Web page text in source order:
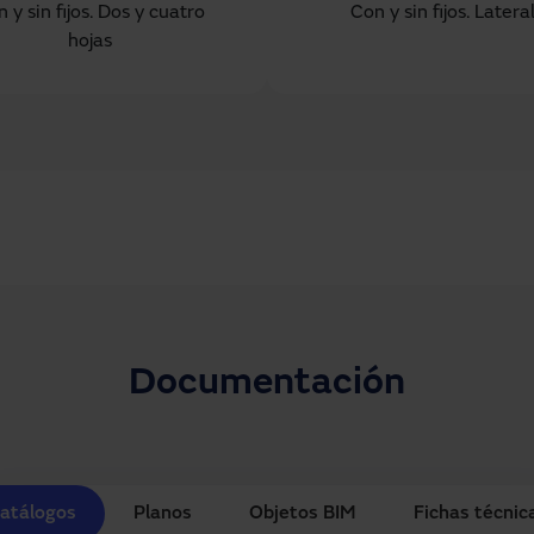
y sin fijos. Dos y cuatro
hojas
Con y sin fijos.
Documentación
Planos Objetos BIM Fichas